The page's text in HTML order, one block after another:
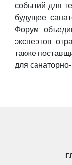
событий для
будущее
Форум
экспертов
также
для